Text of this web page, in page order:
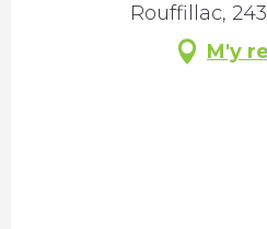
Rouffillac,
M'y